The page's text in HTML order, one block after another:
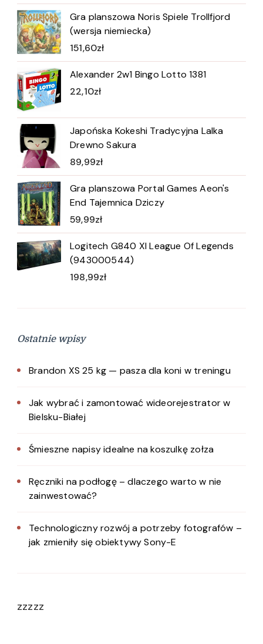
Gra planszowa Noris Spiele Trollfjord
(wersja niemiecka)
151,60zł
Alexander 2w1 Bingo Lotto 1381
22,10zł
Japońska Kokeshi Tradycyjna Lalka
Drewno Sakura
89,99zł
Gra planszowa Portal Games Aeon's
End Tajemnica Dziczy
59,99zł
Logitech G840 Xl League Of Legends
(943000544)
198,99zł
Ostatnie wpisy
Brandon XS 25 kg — pasza dla koni w treningu
Jak wybrać i zamontować wideorejestrator w
Bielsku-Białej
Śmieszne napisy idealne na koszulkę zołza
Ręczniki na podłogę – dlaczego warto w nie
zainwestować?
Technologiczny rozwój a potrzeby fotografów –
jak zmieniły się obiektywy Sony-E
zzzzz